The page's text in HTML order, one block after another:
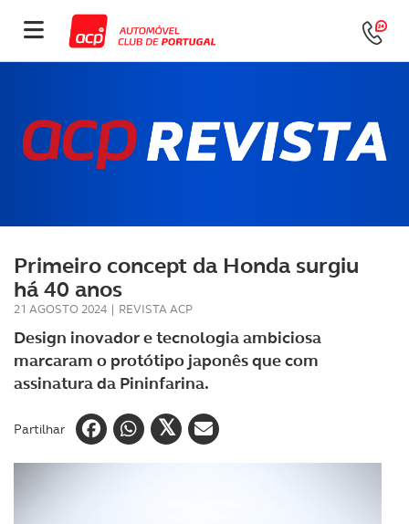
Primeiro concept da Honda surgiu
há 40 anos
21 AGOSTO 2024 | REVISTA ACP
Design inovador e tecnologia ambiciosa
marcaram o protótipo japonês que com
assinatura da Pininfarina.
Partilhar